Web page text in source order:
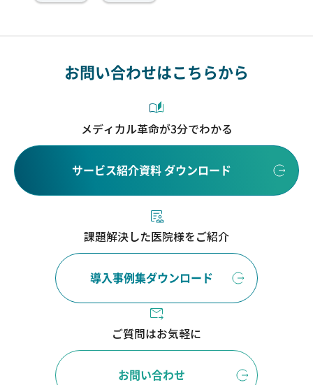
お問い合わせはこちらから
メディカル革命が3分でわかる
サービス紹介資料 ダウンロード
課題解決した医院様をご紹介
導入事例集ダウンロード
ご質問はお気軽に
お問い合わせ